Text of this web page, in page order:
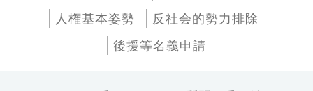
人権基本姿勢
反社会的勢力排除
後援等名義申請